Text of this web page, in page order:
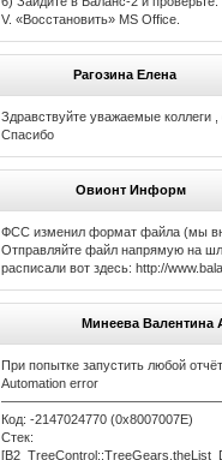
V. «Восстановить» MS Оffice.
Рагозина Елена
Здравствуйте уважаемые коллеги
Спасибо
Овионт Информ
ФСС изменил формат файла (мы
Отправляйте файл напрямую на
расписали вот здесь: http://
Минеева Валентина
При попытке запустить любой
Automation error
Код: -2147024770 (0x8007007E)
Стек: